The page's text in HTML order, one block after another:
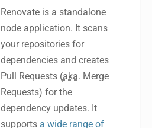
Renovate is a standalone
node application. It scans
your repositories for
dependencies and creates
Pull Requests (aka. Merge
Requests) for the
dependency updates. It
supports a wide range of